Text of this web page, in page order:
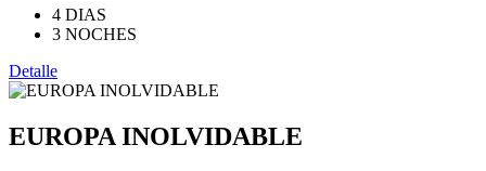
4 DIAS
3 NOCHES
Detalle
EUROPA INOLVIDABLE